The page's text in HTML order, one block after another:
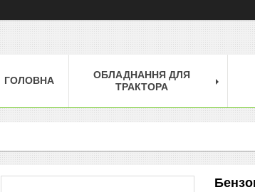
ГОЛОВНА
ОБЛАДНАННЯ ДЛЯ
ТРАКТОРА